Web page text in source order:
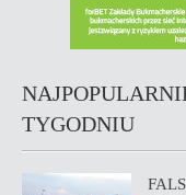
TYGODNIU